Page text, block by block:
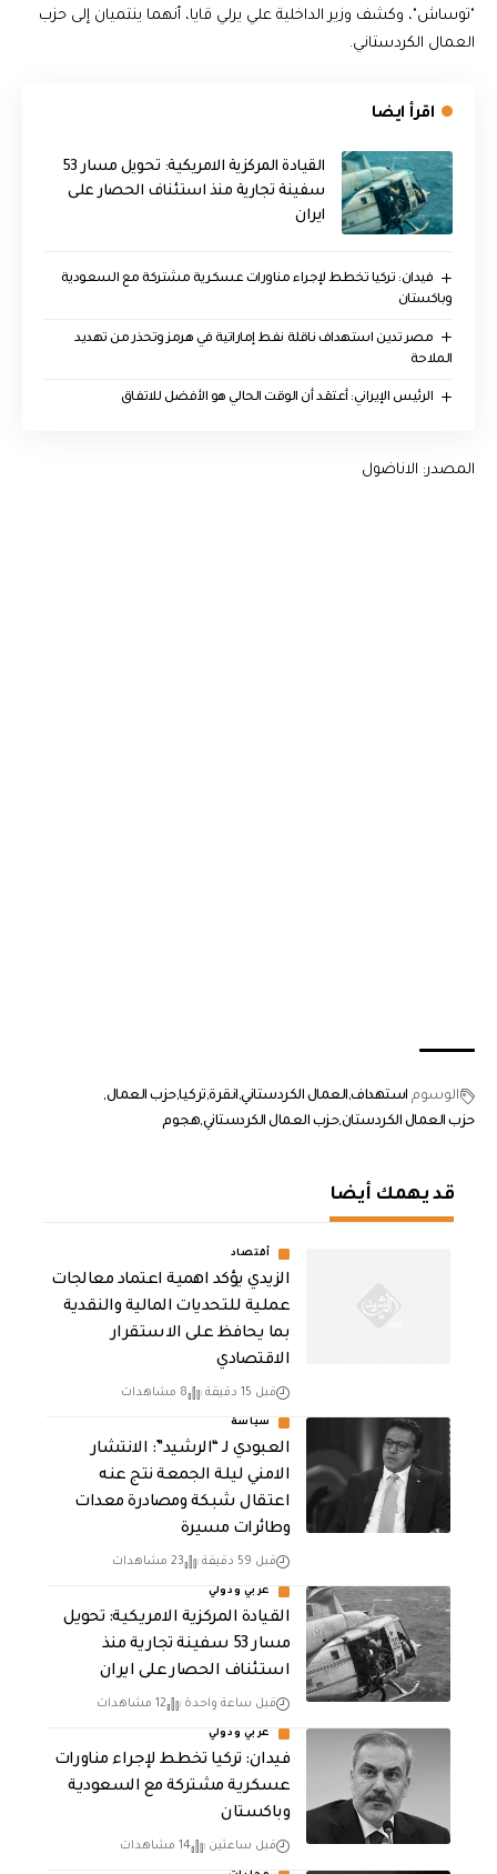
"توساش"، وكشف وزير الداخلية علي يرلي قايا، أنهما ينتميان إلى حزب
العمال الكردستاني.
اقرأ ايضا
القيادة المركزية الامريكية: تحويل مسار 53
سفينة تجارية منذ استئناف الحصار على
ايران
فيدان: تركيا تخطط لإجراء مناورات عسكرية مشتركة مع السعودية
وباكستان
مصر تدين استهداف ناقلة نفط إماراتية في هرمز وتحذر من تهديد
الملاحة
الرئيس الإيراني: أعتقد أن الوقت الحالي هو الأفضل للاتفاق
المصدر: الاناضول
الوسوم استهداف العمال الكردستاني انقرة تركياحزب العمال
حزب العمال الكردستانحزب العمال الكردستانيهجوم
قد يهمك أيضا
أقتصاد
الزيدي يؤكد اهمية اعتماد معالجات
عملية للتحديات المالية والنقدية
بما يحافظ على الاستقرار
الاقتصادي
قبل 15 دقيقة 8 مشاهدات
سياسة
العبودي لـ “الرشيد”: الانتشار
الامني ليلة الجمعة نتج عنه
اعتقال شبكة ومصادرة معدات
وطائرات مسيرة
قبل 59 دقيقة 23 مشاهدات
عربي ودولي
القيادة المركزية الامريكية: تحويل
مسار 53 سفينة تجارية منذ
استئناف الحصار على ايران
قبل ساعة واحدة 12 مشاهدات
عربي ودولي
فيدان: تركيا تخطط لإجراء مناورات
عسكرية مشتركة مع السعودية
وباكستان
قبل ساعتين 14 مشاهدات